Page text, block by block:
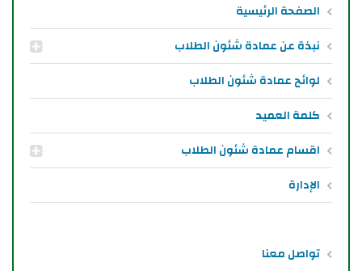
الصفحة الرئيسية
نبذة عن عمادة شئون الطلاب
لوائح عمادة شئون الطلاب
كلمة العميد
اقسام عمادة شئون الطلاب
الإدارة
تواصل معنا